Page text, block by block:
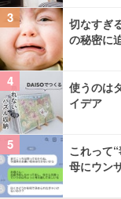
3
切なすぎ
の秘密に
4
使うのは
イデア
5
これって
母にウン